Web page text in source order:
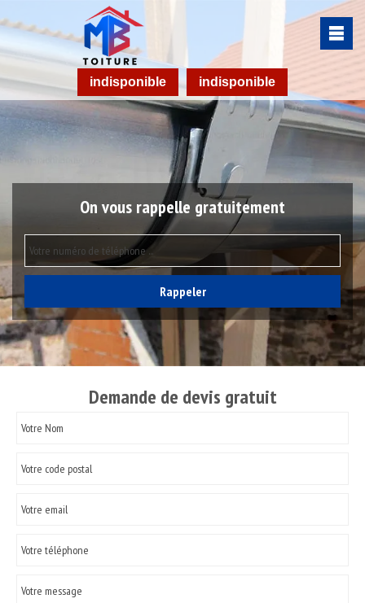
indisponible indisponible
On vous rappelle gratuitement
Demande de devis gratuit